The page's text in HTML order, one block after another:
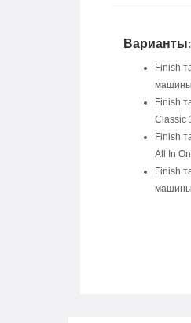
Варианты:
Finish
машины
Finish
Classic
Finish
All In
Finish
машины